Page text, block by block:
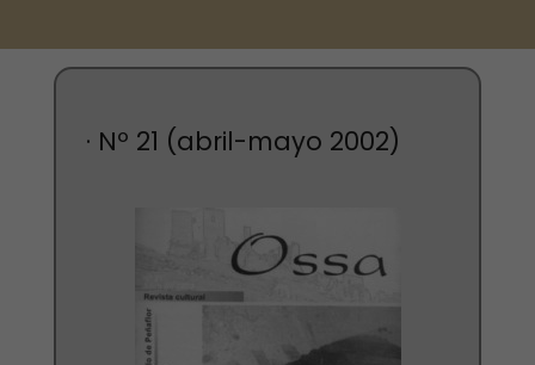
· Nº 21 (abril-mayo 2002)